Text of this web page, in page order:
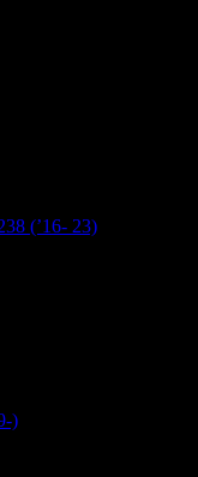
(’16- 23)
)